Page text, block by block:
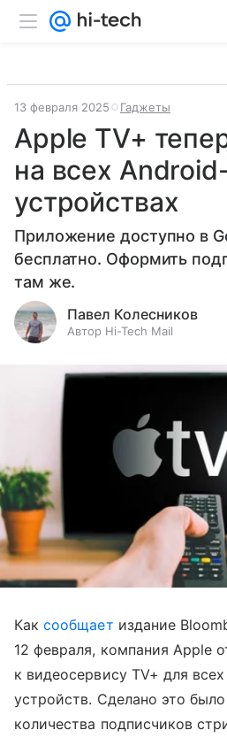
13 февраля 2025 Гаджеты
Apple TV+
на всех
устройствах
Приложение доступно в
бесплатно. Оформить
там же.
Павел Колесников
Автор Hi-Tech Mail
Каксообщает издание
12 февраля, компания Apple
к видеосервису TV+ для
устройств. Сделано это
количества подписчиков